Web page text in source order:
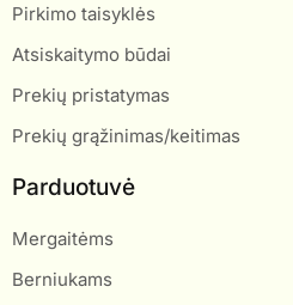
Pirkimo taisyklės
Atsiskaitymo būdai
Prekių pristatymas
Prekių grąžinimas/keitimas
Parduotuvė
Mergaitėms
Berniukams